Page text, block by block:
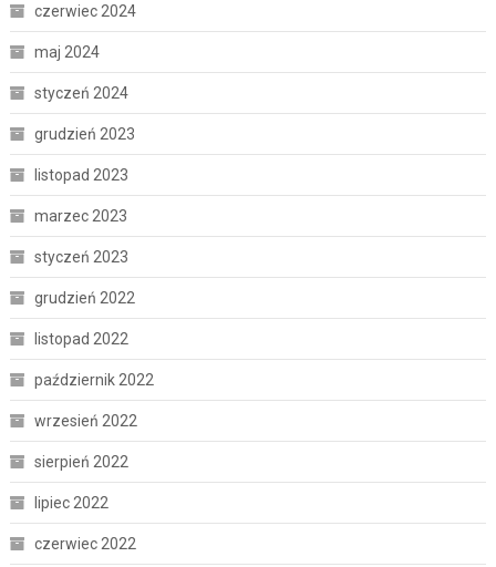
czerwiec 2024
maj 2024
styczeń 2024
grudzień 2023
listopad 2023
marzec 2023
styczeń 2023
grudzień 2022
listopad 2022
październik 2022
wrzesień 2022
sierpień 2022
lipiec 2022
czerwiec 2022